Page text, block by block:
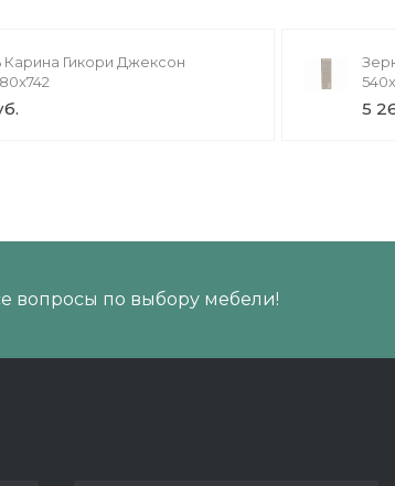
Гикори Джексон
5
вопросы по выбору мебели!